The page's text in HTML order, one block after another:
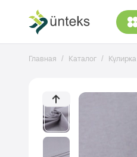
Главная Каталог Кулирка